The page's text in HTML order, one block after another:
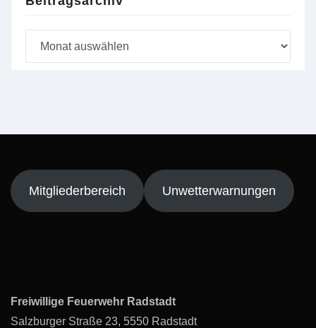
Mitgliederbereich Unwetterwarnungen
Freiwillige Feuerwehr Radstadt
Salzburger Straße 23, 5550 Radstadt